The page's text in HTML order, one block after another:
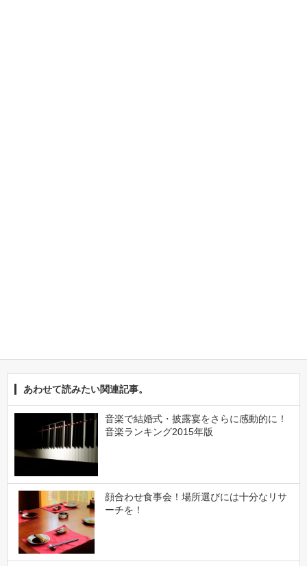
あわせて読みたい関連記事。
音楽で結婚式・披露宴をさらに感動的に！
音楽ランキング2015年版
顔合わせ食事会！場所選びには十分なリサ
ーチを！